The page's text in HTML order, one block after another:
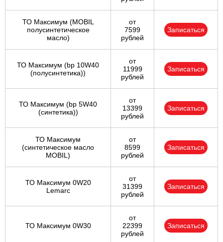
ТО Максимум (MOBIL
полуcинтетическое
масло)
от
7599
рублей
Записаться
ТО Максимум (bp 10W40
(полусинтетика))
от
11999
рублей
Записаться
ТО Максимум (bp 5W40
(синтетика))
от
13399
рублей
Записаться
ТО Максимум
(cинтетическое масло
MOBIL)
от
8599
рублей
Записаться
ТО Максимум 0W20
Lemarc
от
31399
рублей
Записаться
ТО Максимум 0W30
от
22399
рублей
Записаться